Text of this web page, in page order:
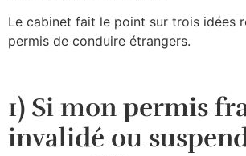
Le cabinet fait le point sur trois idées
permis de conduire étrangers.
1) Si mon permis
invalidé ou